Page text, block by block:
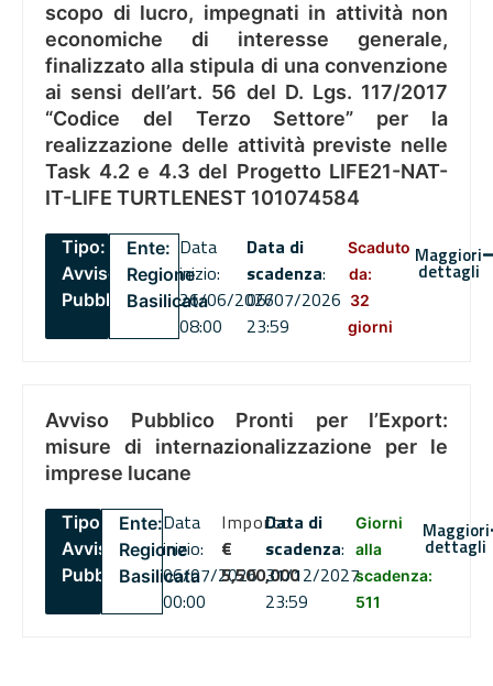
scopo di lucro, impegnati in attività non
economiche di interesse generale,
finalizzato alla stipula di una convenzione
ai sensi dell’art. 56 del D. Lgs. 117/2017
“Codice del Terzo Settore” per la
realizzazione delle attività previste nelle
Task 4.2 e 4.3 del Progetto LIFE21-NAT-
IT-LIFE TURTLENEST 101074584
Tipo:
Avviso
Pubblico
Ente:
Regione
Basilicata
Data
inizio:
26/06/2026
08:00
Data di
scadenza:
06/07/2026
23:59
Scaduto
da:
32
giorni
Maggiori
dettagli
Avviso Pubblico Pronti per l’Export:
misure di internazionalizzazione per le
imprese lucane
Tipo:
Avviso
Pubblico
Ente:
Regione
Basilicata
Data
inizio:
06/07/2026
00:00
Importo
€
5,500,000
Data di
scadenza:
31/12/2027
23:59
Giorni
alla
scadenza:
511
Maggiori
dettagli